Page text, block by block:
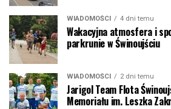
WIADOMOŚCI 4 dni temu
Wakacyjna atmosfera i
parkrunie w Świnoujściu
WIADOMOŚCI 2 dni temu
Jarigol Team Flota
Memoriału im. Leszka